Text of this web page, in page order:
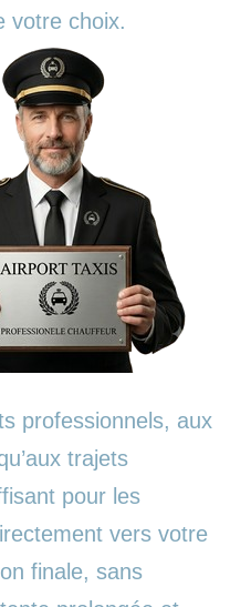
votre choix.
professionnels, aux
trajets
pour les
vers votre
finale, sans